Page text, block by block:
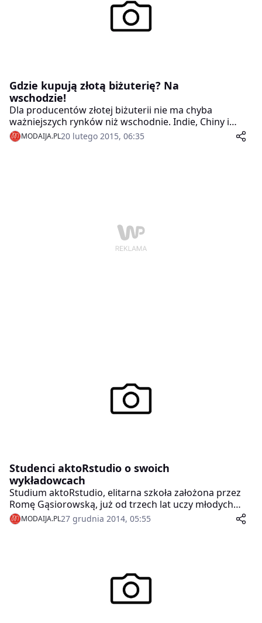
Gdzie kupują złotą biżuterię? Na
wschodzie!
Dla producentów złotej biżuterii nie ma chyba
ważniejszych rynków niż wschodnie. Indie, Chiny i
Bliski Wschód decydują o tym, co i w jakich ilościach
będzie się sprzedawało.
MODAIJA.PL20 lutego 2015, 06:35
Studenci aktoRstudio o swoich
wykładowcach
Studium aktoRstudio, elitarna szkoła założona przez
Romę Gąsiorowską, już od trzech lat uczy młodych
ludzi, co to znaczy być aktorem. To miejsce, w którym
liczy się nie teoria, ale praktyka. Zajęcia, prowadzone
różnorodne, ale zawsze – warsztatowe, co chwalą
MODAIJA.PL27 grudnia 2014, 05:55